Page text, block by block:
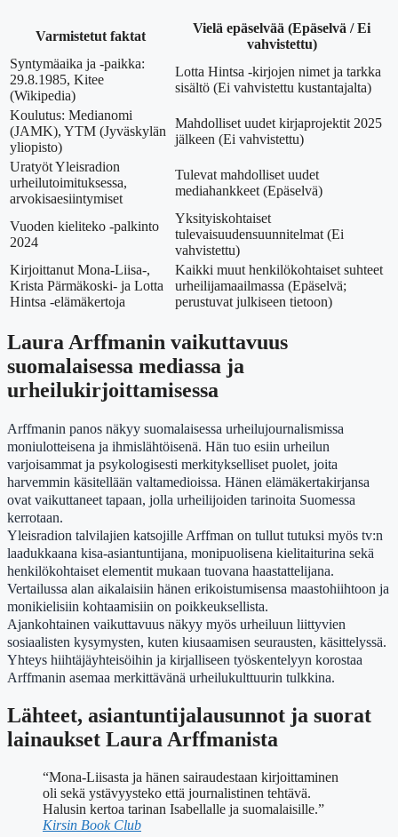
Varmistetut faktat
Vielä epäselvää (Epäselvä / Ei
vahvistettu)
Syntymäaika ja -paikka:
29.8.1985, Kitee
(Wikipedia)
Lotta Hintsa -kirjojen nimet ja tarkka
sisältö (Ei vahvistettu kustantajalta)
Koulutus: Medianomi
(JAMK), YTM (Jyväskylän
yliopisto)
Mahdolliset uudet kirjaprojektit 2025
jälkeen (Ei vahvistettu)
Uratyöt Yleisradion
urheilutoimituksessa,
arvokisaesiintymiset
Tulevat mahdolliset uudet
mediahankkeet (Epäselvä)
Vuoden kieliteko -palkinto
2024
Yksityiskohtaiset
tulevaisuudensuunnitelmat (Ei
vahvistettu)
Kirjoittanut Mona-Liisa-,
Krista Pärmäkoski- ja Lotta
Hintsa -elämäkertoja
Kaikki muut henkilökohtaiset suhteet
urheilijamaailmassa (Epäselvä;
perustuvat julkiseen tietoon)
Laura Arffmanin vaikuttavuus
suomalaisessa mediassa ja
urheilukirjoittamisessa
Arffmanin panos näkyy suomalaisessa urheilujournalismissa
moniulotteisena ja ihmislähtöisenä. Hän tuo esiin urheilun
varjoisammat ja psykologisesti merkitykselliset puolet, joita
harvemmin käsitellään valtamedioissa. Hänen elämäkertakirjansa
ovat vaikuttaneet tapaan, jolla urheilijoiden tarinoita Suomessa
kerrotaan.
Yleisradion talvilajien katsojille Arffman on tullut tutuksi myös tv:n
laadukkaana kisa-asiantuntijana, monipuolisena kielitaiturina sekä
henkilökohtaiset elementit mukaan tuovana haastattelijana.
Vertailussa alan aikalaisiin hänen erikoistumisensa maastohiihtoon ja
monikielisiin kohtaamisiin on poikkeuksellista.
Ajankohtainen vaikuttavuus näkyy myös urheiluun liittyvien
sosiaalisten kysymysten, kuten kiusaamisen seurausten, käsittelyssä.
Yhteys hiihtäjäyhteisöihin ja kirjalliseen työskentelyyn korostaa
Arffmanin asemaa merkittävänä urheilukulttuurin tulkkina.
Lähteet, asiantuntijalausunnot ja suorat
lainaukset Laura Arffmanista
“Mona-Liisasta ja hänen sairaudestaan kirjoittaminen
oli sekä ystävyysteko että journalistinen tehtävä.
Halusin kertoa tarinan Isabellalle ja suomalaisille.”
Kirsin Book Club